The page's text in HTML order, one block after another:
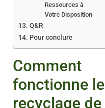
Ressources à
Votre Disposition
Q&R
Pour conclure
Comment
fonctionne le
recyclage de